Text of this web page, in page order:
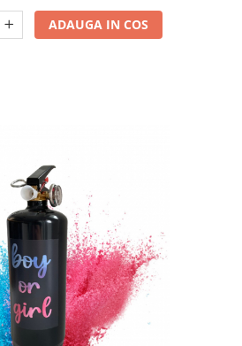
ADAUGA IN COS